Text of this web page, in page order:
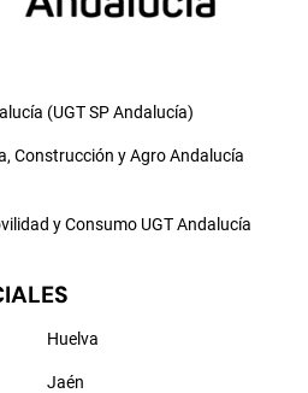
(UGT SP Andalucía)
Construcción y Agro Andalucía
y Consumo UGT Andalucía
Huelva
Jaén